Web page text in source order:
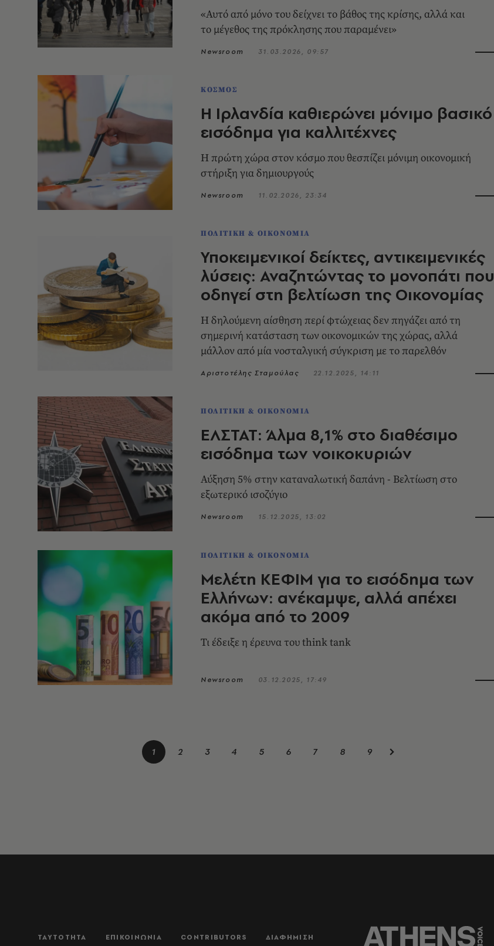
«Αυτό από μόνο του δείχνει το βάθος της κρίσης, αλλά και
το μέγεθος της πρόκλησης που παραμένει»
Newsroom 31.03.2026, 09:57
ΚΟΣΜΟΣ
Η Ιρλανδία καθιερώνει μόνιμο βασικό
εισόδημα για καλλιτέχνες
Η πρώτη χώρα στον κόσμο που θεσπίζει μόνιμη οικονομική
στήριξη για δημιουργούς
Newsroom 11.02.2026, 23:34
ΠΟΛΙΤΙΚΗ & ΟΙΚΟΝΟΜΙΑ
Υποκειμενικοί δείκτες, αντικειμενικές
λύσεις: Αναζητώντας το μονοπάτι που
οδηγεί στη βελτίωση της Οικονομίας
Η δηλούμενη αίσθηση περί φτώχειας δεν πηγάζει από τη
σημερινή κατάσταση των οικονομικών της χώρας, αλλά
μάλλον από μία νοσταλγική σύγκριση με το παρελθόν
Αριστοτέλης Σταμούλας 22.12.2025, 14:11
ΠΟΛΙΤΙΚΗ & ΟΙΚΟΝΟΜΙΑ
ΕΛΣΤΑΤ: Άλμα 8,1% στο διαθέσιμο
εισόδημα των νοικοκυριών
Αύξηση 5% στην καταναλωτική δαπάνη - Βελτίωση στο
εξωτερικό ισοζύγιο
Newsroom 15.12.2025, 13:02
ΠΟΛΙΤΙΚΗ & ΟΙΚΟΝΟΜΙΑ
Μελέτη ΚΕΦΙΜ για το εισόδημα των
Ελλήνων: ανέκαμψε, αλλά απέχει
ακόμα από το 2009
Τι έδειξε η έρευνα του think tank
Newsroom 03.12.2025, 17:49
1 2 3 4 5 6 7 8 9
ΤΑΥΤΟΤΗΤΑ ΕΠΙΚΟΙΝΩΝΙΑ CONTRIBUTORS ΔΙΑΦΗΜΙΣΗ